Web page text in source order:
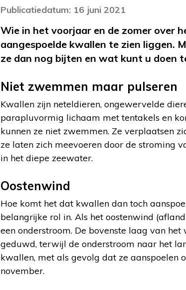
Publicatiedatum: 16 juni 2021
Wie in het voorjaar en de zomer over
aangespoelde kwallen te zien liggen.
ze dan nog bijten en wat kunt u doen
Niet zwemmen maar pulseren
Kwallen zijn neteldieren, ongewervelde
parapluvormig lichaam met tentakels en
kunnen ze niet zwemmen. Ze verplaatsen
ze laten zich meevoeren door de stroming
in het diepe zeewater.
Oostenwind
Hoe komt het dat kwallen dan toch
belangrijke rol in. Als het oostenwind
een onderstroom. De bovenste laag van
geduwd, terwijl de onderstroom naar het
kwallen, met als gevolg dat ze aanspoelen
november.